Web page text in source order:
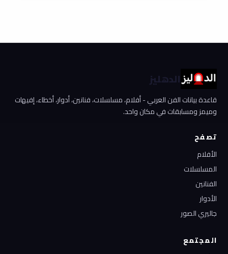
الدهليز
قاعدة بيانات الفن العربي - أفلام، مسلسلات، فنانين، أدوار، أخطاء، إفيهات
وميمز ومسابقات في مكان واحد.
تصفح
الأفلام
المسلسلات
الفنانين
الأدوار
جاليري الصور
المجتمع